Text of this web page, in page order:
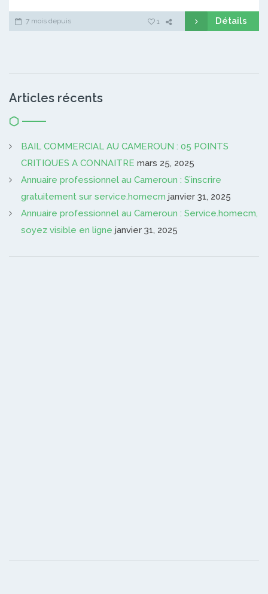
7 mois depuis 1 Détails
Articles récents
BAIL COMMERCIAL AU CAMEROUN : 05 POINTS
CRITIQUES A CONNAITRE mars 25, 2025
Annuaire professionnel au Cameroun : S’inscrire
gratuitement sur service.homecm janvier 31, 2025
Annuaire professionnel au Cameroun : Service.homecm,
soyez visible en ligne janvier 31, 2025